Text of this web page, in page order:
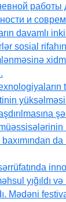
работы
и
davamlı
sosial
baxımından
yığıldı
Mədəni